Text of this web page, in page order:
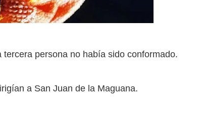
persona no había sido conformado.
a San Juan de la Maguana.